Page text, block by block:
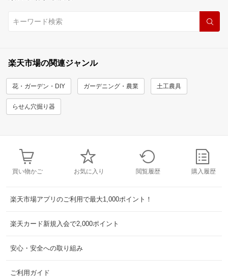
楽天市場の関連ジャンル
花・ガーデン・DIY ガーデニング・農業 土工農具
らせん穴掘り器
買い物かご お気に入り 閲覧履歴 購入履歴
楽天市場アプリのご利用で最大1,000ポイント！
楽天カード新規入会で2,000ポイント
安心・安全への取り組み
ご利用ガイド